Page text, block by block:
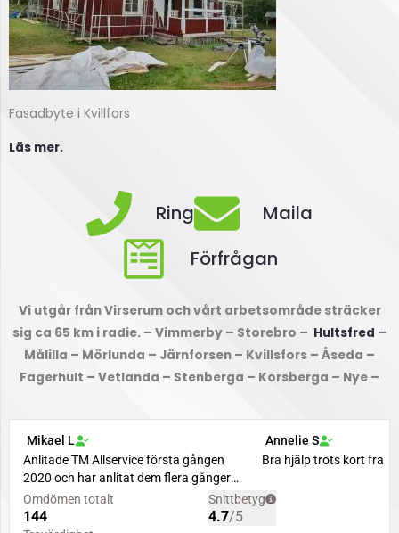
Fasadbyte i Kvillfors
Läs mer.
Ring
Maila
Förfrågan
Vi utgår från Virserum och vårt arbetsområde sträcker
sig ca 65 km i radie. – Vimmerby – Storebro – Hultsfred –
Målilla – Mörlunda – Järnforsen – Kvillsfors – Åseda –
Fagerhult – Vetlanda – Stenberga – Korsberga – Nye –